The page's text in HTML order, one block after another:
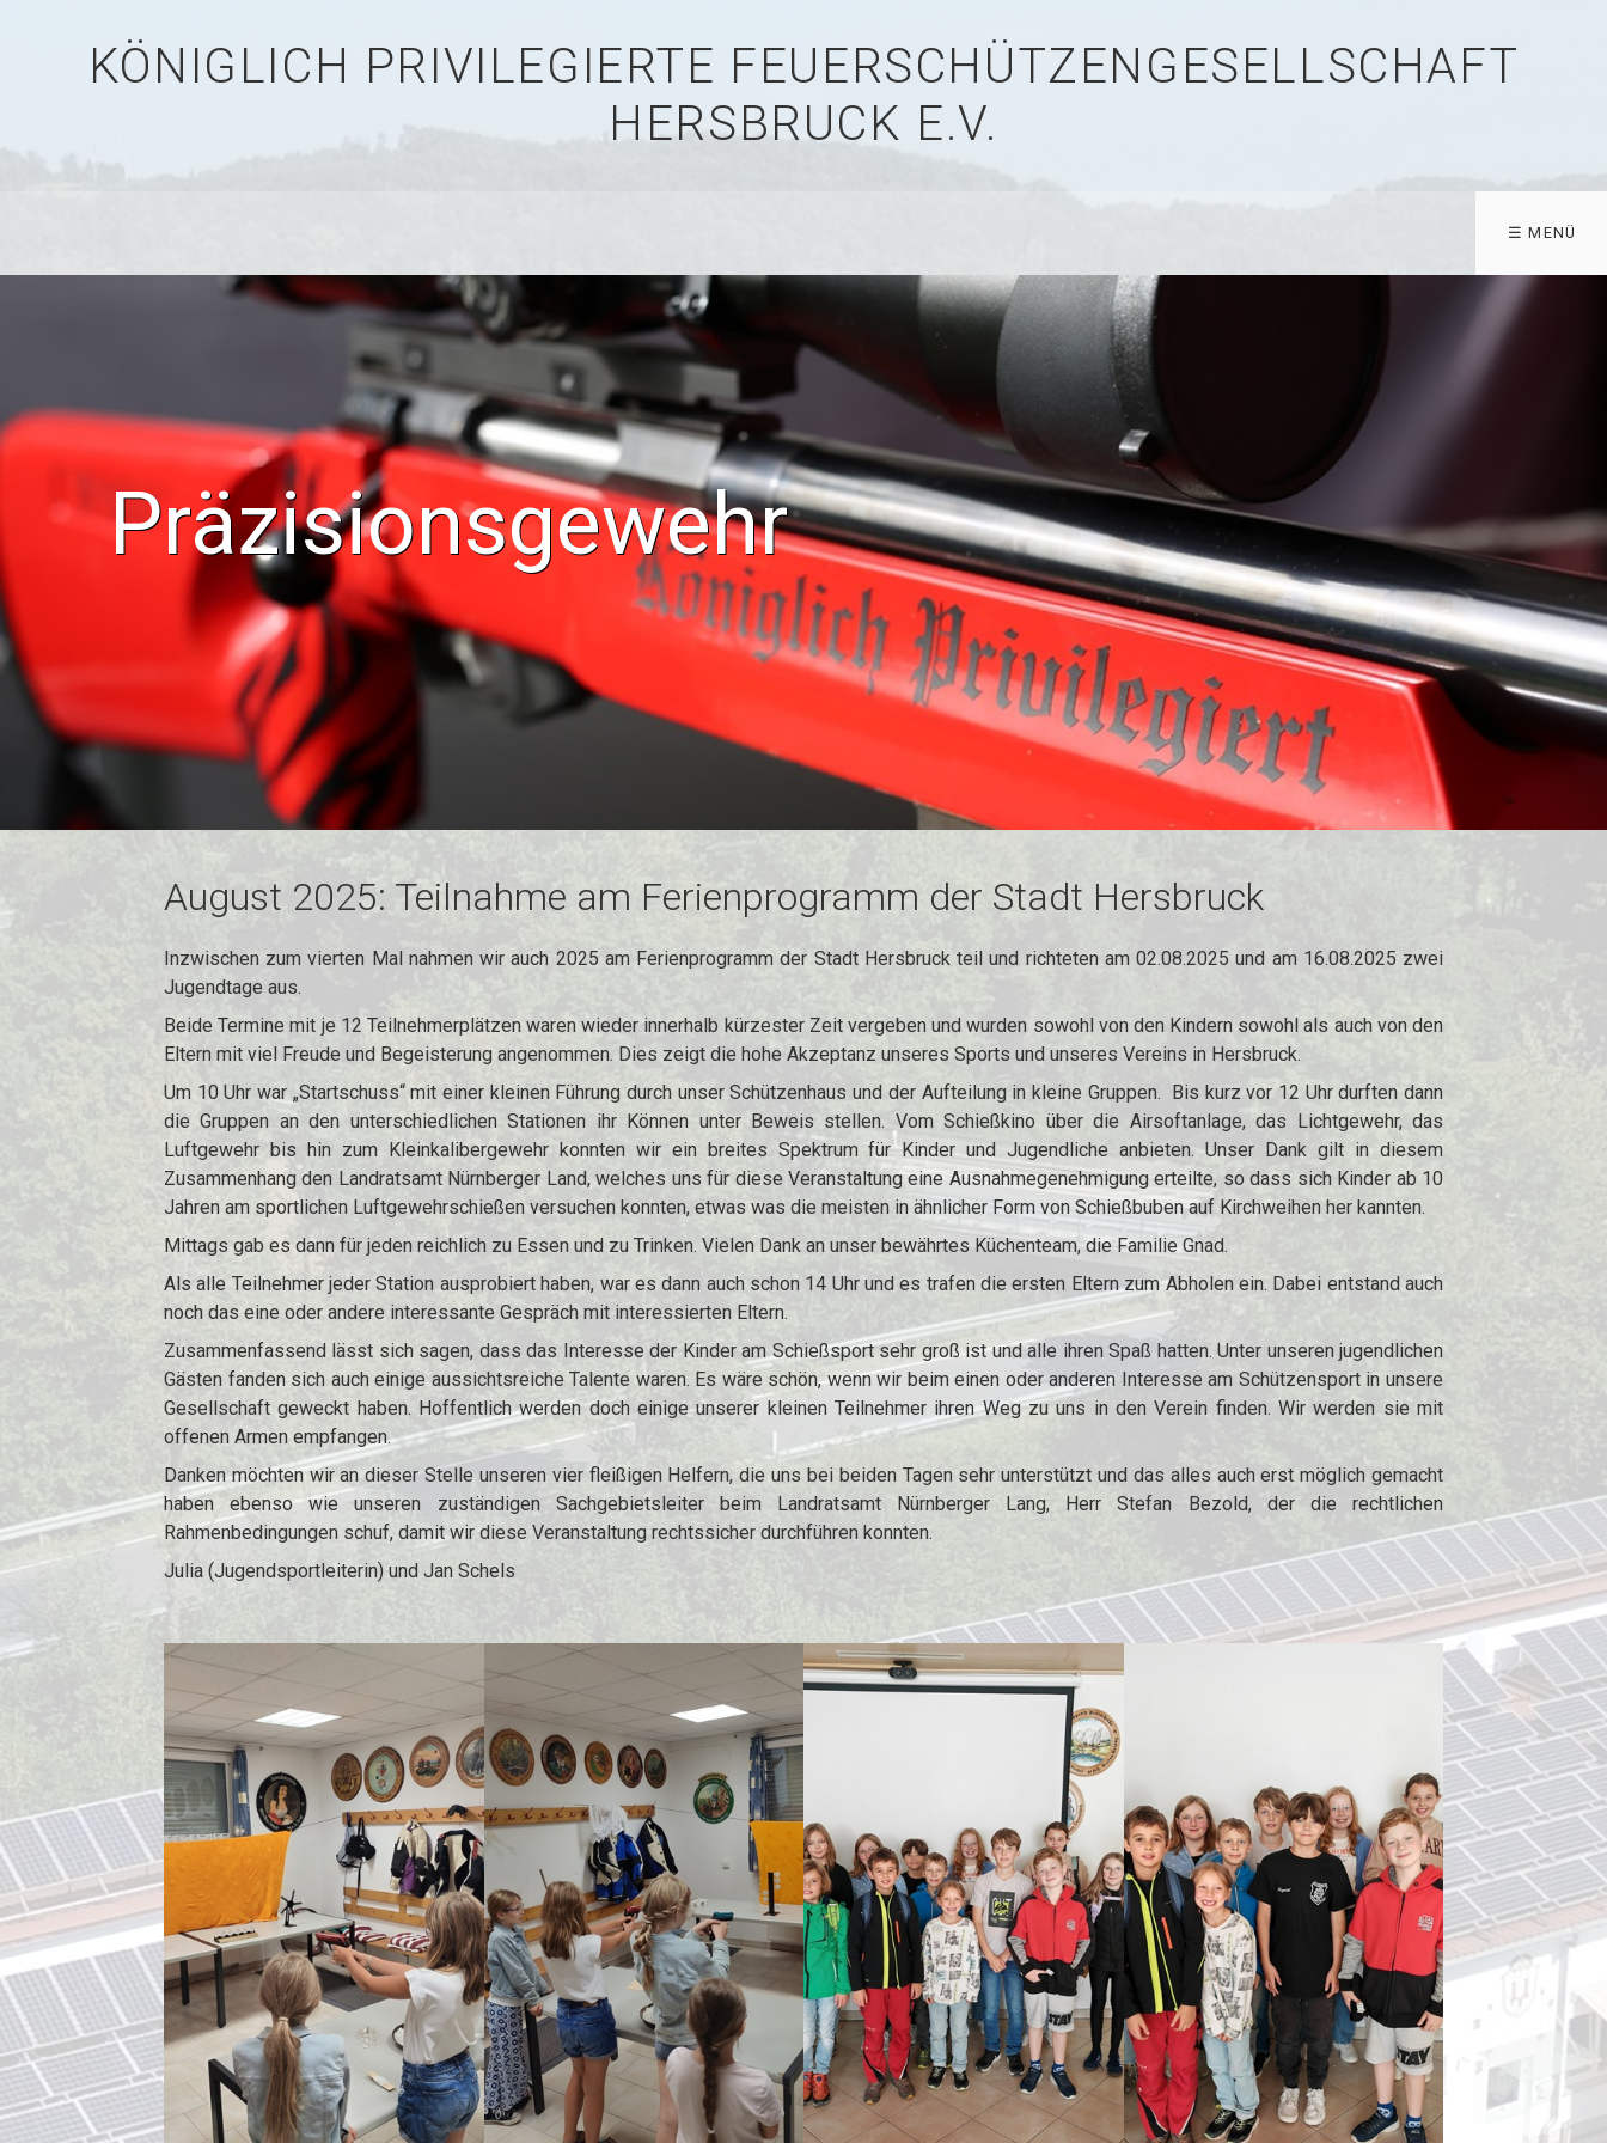
KÖNIGLICH PRIVILEGIERTE FEUERSCHÜTZENGESELLSCHAFT
HERSBRUCK E.V.
☰ MENÜ
Präzisionsgewehr
August 2025: Teilnahme am Ferienprogramm der Stadt Hersbruck
Inzwischen zum vierten Mal nahmen wir auch 2025 am Ferienprogramm der Stadt Hersbruck teil und richteten am 02.08.2025 und am 16.08.2025 zwei
Jugendtage aus.
Beide Termine mit je 12 Teilnehmerplätzen waren wieder innerhalb kürzester Zeit vergeben und wurden sowohl von den Kindern sowohl als auch von den
Eltern mit viel Freude und Begeisterung angenommen. Dies zeigt die hohe Akzeptanz unseres Sports und unseres Vereins in Hersbruck.
Um 10 Uhr war „Startschuss“ mit einer kleinen Führung durch unser Schützenhaus und der Aufteilung in kleine Gruppen. Bis kurz vor 12 Uhr durften dann
die Gruppen an den unterschiedlichen Stationen ihr Können unter Beweis stellen. Vom Schießkino über die Airsoftanlage, das Lichtgewehr, das
Luftgewehr bis hin zum Kleinkalibergewehr konnten wir ein breites Spektrum für Kinder und Jugendliche anbieten. Unser Dank gilt in diesem
Zusammenhang den Landratsamt Nürnberger Land, welches uns für diese Veranstaltung eine Ausnahmegenehmigung erteilte, so dass sich Kinder ab 10
Jahren am sportlichen Luftgewehrschießen versuchen konnten, etwas was die meisten in ähnlicher Form von Schießbuben auf Kirchweihen her kannten.
Mittags gab es dann für jeden reichlich zu Essen und zu Trinken. Vielen Dank an unser bewährtes Küchenteam, die Familie Gnad.
Als alle Teilnehmer jeder Station ausprobiert haben, war es dann auch schon 14 Uhr und es trafen die ersten Eltern zum Abholen ein. Dabei entstand auch
noch das eine oder andere interessante Gespräch mit interessierten Eltern.
Zusammenfassend lässt sich sagen, dass das Interesse der Kinder am Schießsport sehr groß ist und alle ihren Spaß hatten. Unter unseren jugendlichen
Gästen fanden sich auch einige aussichtsreiche Talente waren. Es wäre schön, wenn wir beim einen oder anderen Interesse am Schützensport in unsere
Gesellschaft geweckt haben. Hoffentlich werden doch einige unserer kleinen Teilnehmer ihren Weg zu uns in den Verein finden. Wir werden sie mit
offenen Armen empfangen.
Danken möchten wir an dieser Stelle unseren vier fleißigen Helfern, die uns bei beiden Tagen sehr unterstützt und das alles auch erst möglich gemacht
haben ebenso wie unseren zuständigen Sachgebietsleiter beim Landratsamt Nürnberger Lang, Herr Stefan Bezold, der die rechtlichen
Rahmenbedingungen schuf, damit wir diese Veranstaltung rechtssicher durchführen konnten.
Julia (Jugendsportleiterin) und Jan Schels